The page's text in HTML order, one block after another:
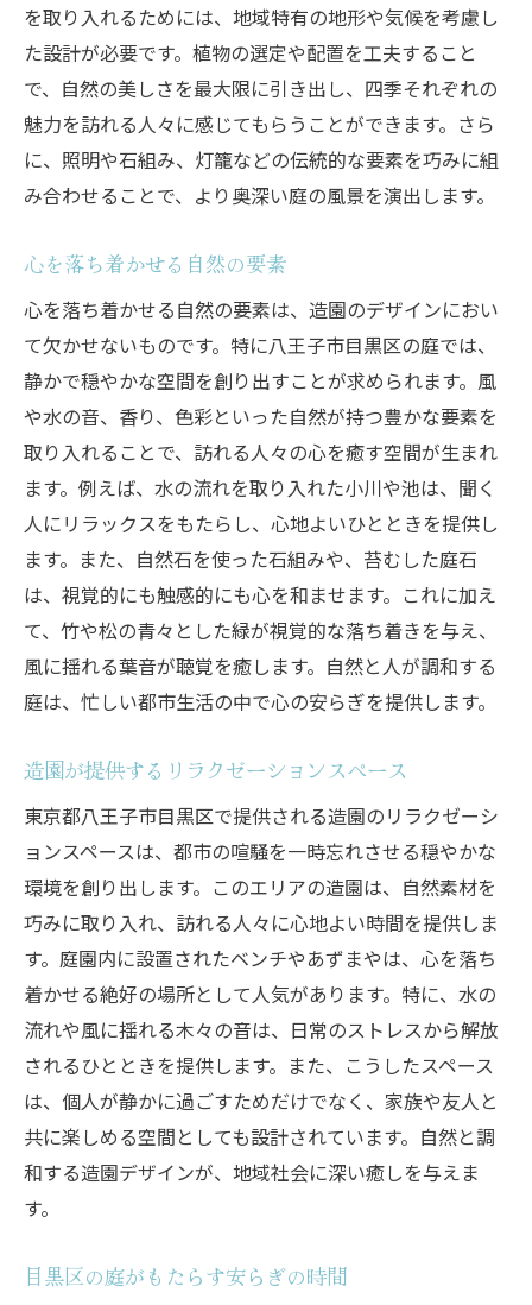
を取り入れるためには、地域特有の地形や気候を考慮し
た設計が必要です。植物の選定や配置を工夫すること
で、自然の美しさを最大限に引き出し、四季それぞれの
魅力を訪れる人々に感じてもらうことができます。さら
に、照明や石組み、灯籠などの伝統的な要素を巧みに組
み合わせることで、より奥深い庭の風景を演出します。
心を落ち着かせる自然の要素
心を落ち着かせる自然の要素は、造園のデザインにおい
て欠かせないものです。特に八王子市目黒区の庭では、
静かで穏やかな空間を創り出すことが求められます。風
や水の音、香り、色彩といった自然が持つ豊かな要素を
取り入れることで、訪れる人々の心を癒す空間が生まれ
ます。例えば、水の流れを取り入れた小川や池は、聞く
人にリラックスをもたらし、心地よいひとときを提供し
ます。また、自然石を使った石組みや、苔むした庭石
は、視覚的にも触感的にも心を和ませます。これに加え
て、竹や松の青々とした緑が視覚的な落ち着きを与え、
風に揺れる葉音が聴覚を癒します。自然と人が調和する
庭は、忙しい都市生活の中で心の安らぎを提供します。
造園が提供するリラクゼーションスペース
東京都八王子市目黒区で提供される造園のリラクゼーシ
ョンスペースは、都市の喧騒を一時忘れさせる穏やかな
環境を創り出します。このエリアの造園は、自然素材を
巧みに取り入れ、訪れる人々に心地よい時間を提供しま
す。庭園内に設置されたベンチやあずまやは、心を落ち
着かせる絶好の場所として人気があります。特に、水の
流れや風に揺れる木々の音は、日常のストレスから解放
されるひとときを提供します。また、こうしたスペース
は、個人が静かに過ごすためだけでなく、家族や友人と
共に楽しめる空間としても設計されています。自然と調
和する造園デザインが、地域社会に深い癒しを与えま
す。
目黒区の庭がもたらす安らぎの時間